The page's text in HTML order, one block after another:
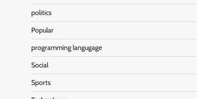
politics
Popular
programming langugage
Social
Sports